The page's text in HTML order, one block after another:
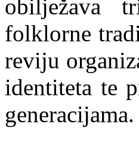
obilježava
folklorne
reviju
identiteta te
generacijama.